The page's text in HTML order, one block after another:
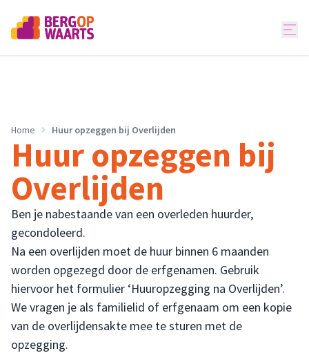
Home Huur opzeggen bij Overlijden
Huur opzeggen bij
Overlijden
Ben je nabestaande van een overleden huurder,
gecondoleerd.
Na een overlijden moet de huur binnen 6 maanden
worden opgezegd door de erfgenamen. Gebruik
hiervoor het formulier ‘Huuropzegging na Overlijden’.
We vragen je als familielid of erfgenaam om een kopie
van de overlijdensakte mee te sturen met de
opzegging.